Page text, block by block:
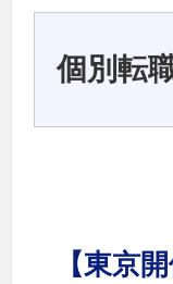
個別転
【東京